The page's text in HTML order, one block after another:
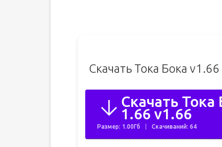
Скачать Тока Бока
Скачать
1.66 v1.66
Размер: 1.00Гб Скачиваний: 64